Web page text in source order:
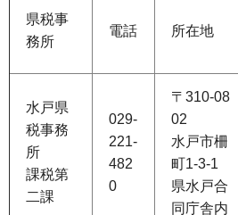
県税事
務所
電話 所在地
水戸県
税事務
所
課税第
二課
029-
221-
482
0
〒310-08
02
水戸市柵
町1‐3‐1
県水戸合
同庁舎内